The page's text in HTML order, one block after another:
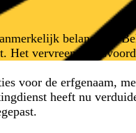
belang. De
Het
voor de erfgenaam,
heeft nu